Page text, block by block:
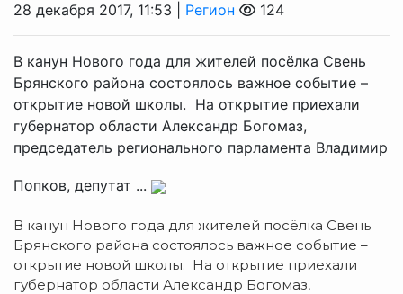
28 декабря 2017, 11:53 | Регион 124
В канун Нового года для жителей посёлка Свень
Брянского района состоялось важное событие –
открытие новой школы. На открытие приехали
губернатор области Александр Богомаз,
председатель регионального парламента Владимир
Попков, депутат ...
В канун Нового года для жителей посёлка Свень
Брянского района состоялось важное событие –
открытие новой школы. На открытие приехали
губернатор области Александр Богомаз,